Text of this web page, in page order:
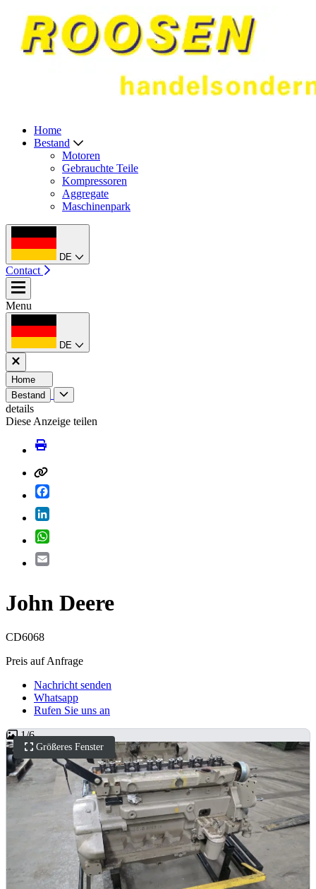
Home
Bestand
Motoren
Gebrauchte Teile
Kompressoren
Aggregate
Maschinenpark
DE
Contact
Menu
DE
Home
Bestand
details
Diese Anzeige teilen
John Deere
CD6068
Preis auf Anfrage
Nachricht senden
Whatsapp
Rufen Sie uns an
Größeres Fenster
1/6